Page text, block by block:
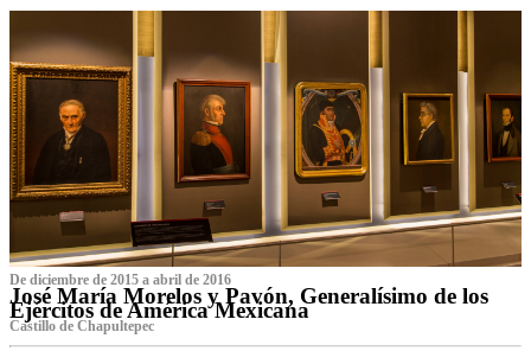
De diciembre de 2015 a abril de 2016
José María Morelos y Pavón, Generalísimo de los
Ejércitos de América Mexicana
C‌astillo de Chapultepec